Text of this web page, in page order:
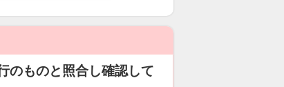
のものと照合し確認して